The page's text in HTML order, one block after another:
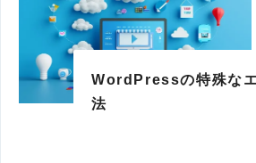
WordPressの特殊な
法